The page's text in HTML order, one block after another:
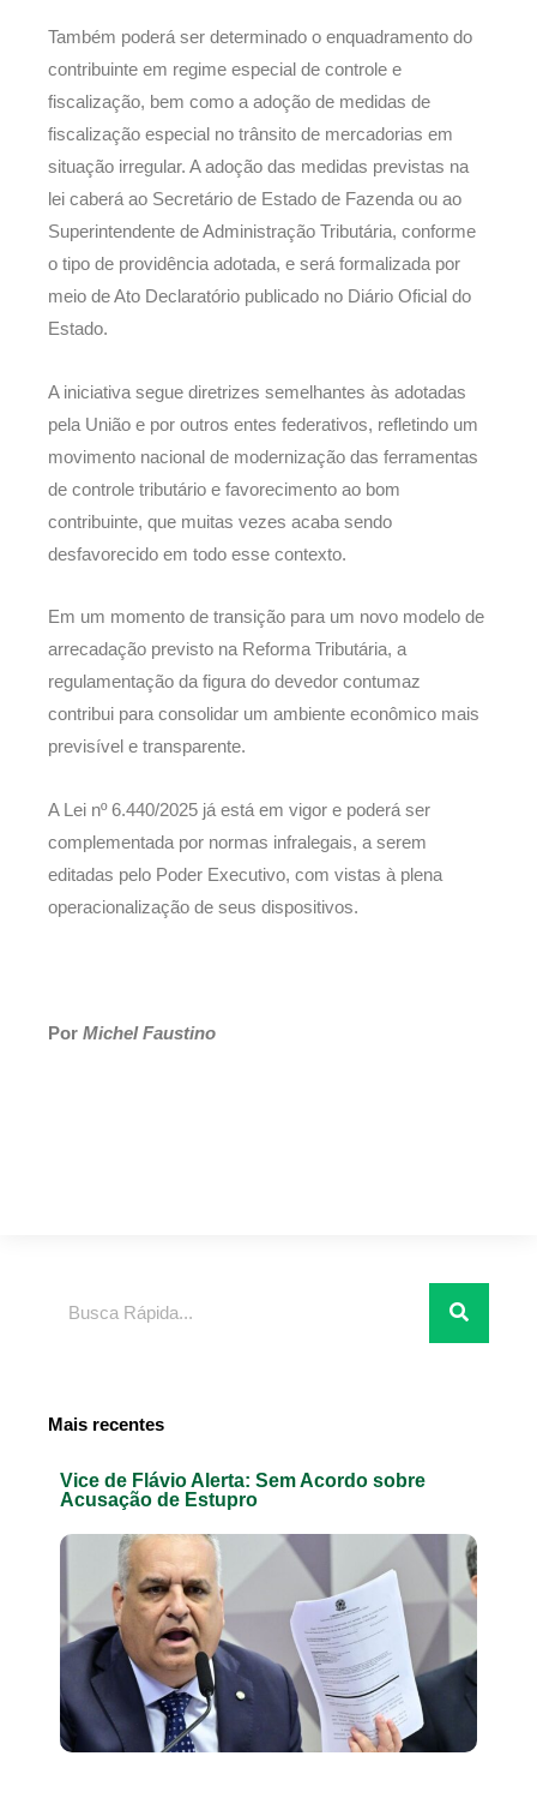
Também poderá ser determinado o enquadramento do
contribuinte em regime especial de controle e
fiscalização, bem como a adoção de medidas de
fiscalização especial no trânsito de mercadorias em
situação irregular. A adoção das medidas previstas na
lei caberá ao Secretário de Estado de Fazenda ou ao
Superintendente de Administração Tributária, conforme
o tipo de providência adotada, e será formalizada por
meio de Ato Declaratório publicado no Diário Oficial do
Estado.
A iniciativa segue diretrizes semelhantes às adotadas
pela União e por outros entes federativos, refletindo um
movimento nacional de modernização das ferramentas
de controle tributário e favorecimento ao bom
contribuinte, que muitas vezes acaba sendo
desfavorecido em todo esse contexto.
Em um momento de transição para um novo modelo de
arrecadação previsto na Reforma Tributária, a
regulamentação da figura do devedor contumaz
contribui para consolidar um ambiente econômico mais
previsível e transparente.
A Lei nº 6.440/2025 já está em vigor e poderá ser
complementada por normas infralegais, a serem
editadas pelo Poder Executivo, com vistas à plena
operacionalização de seus dispositivos.
Por Michel Faustino
Mais recentes
Vice de Flávio Alerta: Sem Acordo sobre
Acusação de Estupro